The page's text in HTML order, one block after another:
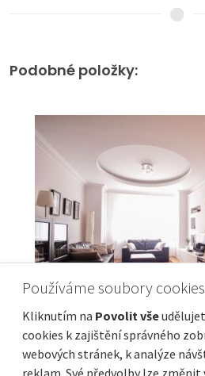
Používáme soubory cookies
Kliknutím na Povolit vše
cookies k zajištění správného
webových stránek, k analýze
reklam. Své předvolby lze změnit
Podobné položky:
Byt k pronájmu v